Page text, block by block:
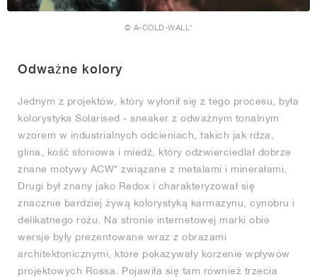
© A-COLD-WALL*
Odważne kolory
Jednym z projektów, który wyłonił się z tego procesu, była
kolorystyka Solarised - sneaker z odważnym tonalnym
wzorem w industrialnych odcieniach, takich jak rdza,
glina, kość słoniowa i miedź, który odzwierciedlał dobrze
znane motywy ACW* związane z metalami i minerałami.
Drugi był znany jako Redox i charakteryzował się
znacznie bardziej żywą kolorystyką karmazynu, cynobru i
delikatnego różu. Na stronie internetowej marki obie
wersje były prezentowane wraz z obrazami
architektonicznymi, które pokazywały korzenie wpływów
projektowych Rossa. Pojawiła się tam również trzecia